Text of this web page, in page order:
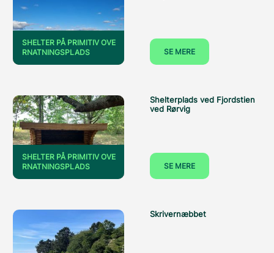
SHELTER PÅ PRIMITIV OVE
RNATNINGSPLADS
SE MERE
SHELTER PÅ PRIMITIV OVE
RNATNINGSPLADS
Shelterplads ved Fjordstien
ved Rørvig
SE MERE
Skrivernæbbet